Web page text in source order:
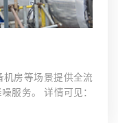
房等场景提供全流
服务。 详情可见：